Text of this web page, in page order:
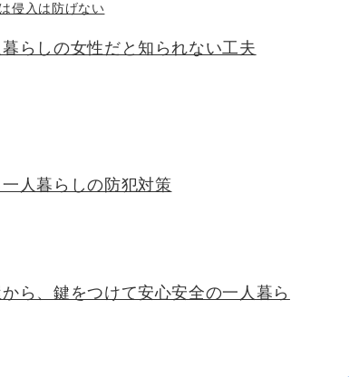
侵入は防げない
らしの女性だと知られない工夫
人暮らしの防犯対策
ら、鍵をつけて安心安全の一人暮ら